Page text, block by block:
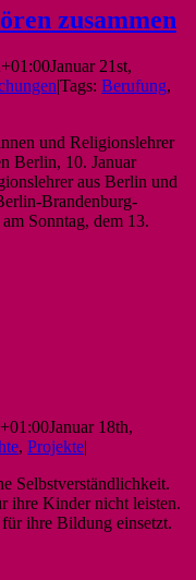
zusammen
Januar 21st,
|Tags: Berufung,
und Religionslehrer
Berlin, 10. Januar
aus Berlin und
Brandenburg-
Sonntag, dem 13.
Januar 18th,
, Projekte|
Selbstverständlichkeit.
ihre Kinder nicht leisten.
ihre Bildung einsetzt.